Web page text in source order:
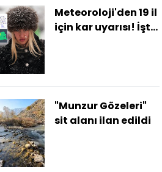
Meteoroloji'den 19 il
için kar uyarısı! İşte
"Munzur Gözeleri"
sit alanı ilan edildi